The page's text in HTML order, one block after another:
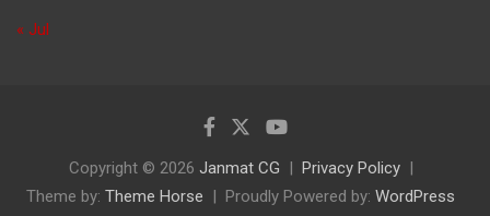
« Jul
Copyright © 2026 Janmat CG
Privacy Policy
Theme by: Theme Horse Proudly Powered by: WordPress